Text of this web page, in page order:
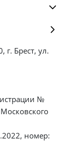
Брест, ул.
№
номер: